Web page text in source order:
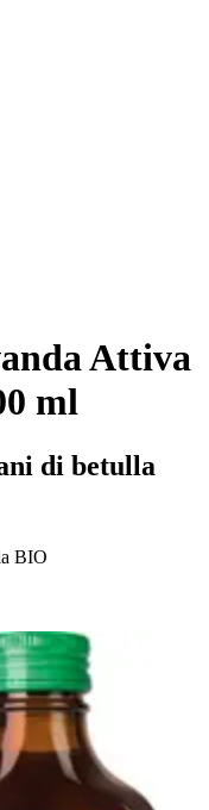
Attiva
ml
di betulla
BIO